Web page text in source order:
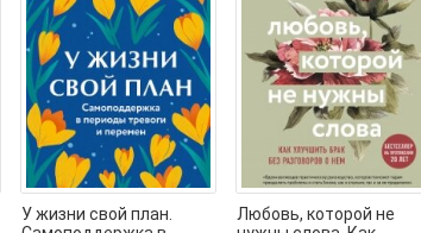
У жизни свой план.
Любовь, которой не